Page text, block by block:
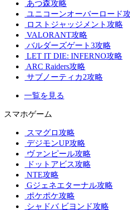
あつ森攻略
ユニコーンオーバーロード
ロストジャッジメント攻略
VALORANT攻略
バルダーズゲート3攻略
LET IT DIE: INFERNO攻略
ARC Raiders攻略
サブノーティカ2攻略
一覧を見る
スマホゲーム
スマグロ攻略
デジモンUP攻略
ヴァンピール攻略
ドットアビス攻略
NTE攻略
Gジェネエターナル攻略
ポケポケ攻略
シャドバ ビヨンド攻略